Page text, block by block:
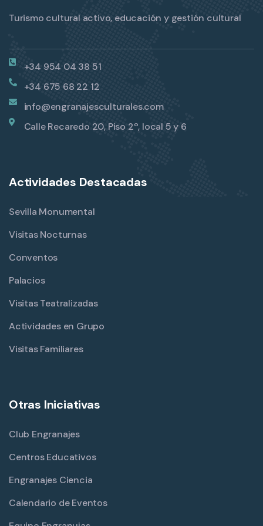
Turismo cultural activo, educación y gestión cultural
+34 954 04 38 51
+34 675 68 22 12
info@engranajesculturales.com
Calle Recaredo 20, Piso 2º, local 5 y 6
Actividades Destacadas
Sevilla Monumental
Visitas Nocturnas
Conventos
Palacios
Visitas Teatralizadas
Actividades en Grupo
Visitas Familiares
Otras Iniciativas
Club Engranajes
Centros Educativos
Engranajes Ciencia
Calendario de Eventos